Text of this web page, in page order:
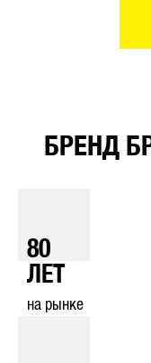
БРЕНД
80
ЛЕТ
на рынке